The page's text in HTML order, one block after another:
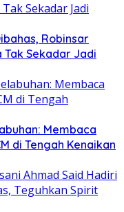
Robinsar
Tak Sekadar Jadi
Membaca
di Tengah Kenaikan